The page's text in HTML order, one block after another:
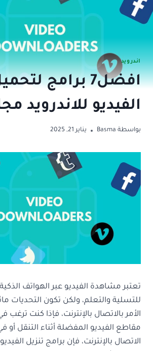
اندرويد
افضل7 برامج
الفيديو للاندرويد مجاناً
بواسطة Basma يناير 21, 2025
تعتبر مشاهدة الفيديو عبر الهواتف
للتسلية والتعلم، ولكن تكون التحديات
الأمر بالاتصال بالإنترنت، فإذا كنت
مقاطع الفيديو المفضلة أثناء التنقل
الاتصال بالإنترنت، فإن برامج تنزيل